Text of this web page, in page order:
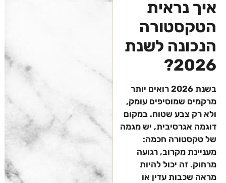
איך נראית
הטקסטורה
הנכונה לשנת
2026?
בשנת 2026 רואים יותר
מרקמים שמוסיפים עומק,
ולא רק צבע שטוח. במקום
דוגמה אגרסיבית, יש מגמה
של טקסטורה חכמה:
מעניינת מקרוב, רגועה
מרחוק. זה יכול להיות
מראה שכבות עדין או